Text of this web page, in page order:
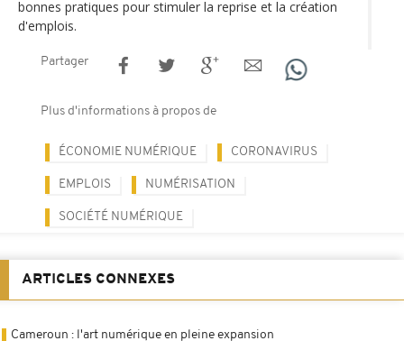
bonnes pratiques pour stimuler la reprise et la création
d'emplois.
Partager
Plus d'informations à propos de
ÉCONOMIE NUMÉRIQUE CORONAVIRUS
EMPLOIS NUMÉRISATION
SOCIÉTÉ NUMÉRIQUE
ARTICLES CONNEXES
Cameroun : l'art numérique en pleine expansion